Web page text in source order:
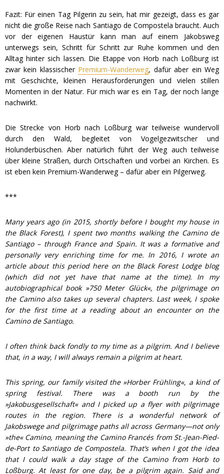
Fazit: Für einen Tag Pilgerin zu sein, hat mir gezeigt, dass es gar
nicht die große Reise nach Santiago de Compostela braucht. Auch
vor der eigenen Haustür kann man auf einem Jakobsweg
unterwegs sein, Schritt für Schritt zur Ruhe kommen und den
Alltag hinter sich lassen. Die Etappe von Horb nach Loßburg ist
zwar kein klassischer Premium-Wanderweg, dafür aber ein Weg
mit Geschichte, kleinen Herausforderungen und vielen stillen
Momenten in der Natur. Für mich war es ein Tag, der noch lange
nachwirkt.
Die Strecke von Horb nach Loßburg war teilweise wundervoll
durch den Wald, begleitet von Vogelgezwitscher und
Holunderbüschen. Aber natürlich führt der Weg auch teilweise
über kleine Straßen, durch Ortschaften und vorbei an Kirchen. Es
ist eben kein Premium-Wanderweg – dafür aber ein Pilgerweg.
***
Many years ago (in 2015, shortly before I bought my house in
the Black Forest), I spent two months walking the Camino de
Santiago – through France and Spain. It was a formative and
personally very enriching time for me. In 2016, I wrote an
article about this period here on the Black Forest Lodge blog
(which did not yet have that name at the time). In my
autobiographical book »750 Meter Glück«, the pilgrimage on
the Camino also takes up several chapters. Last week, I spoke
for the first time at a reading about an encounter on the
Camino de Santiago.
I often think back fondly to my time as a pilgrim. And I believe
that, in a way, I will always remain a pilgrim at heart.
This spring, our family visited the »Horber Frühling«, a kind of
spring festival. There was a booth run by the
»Jakobusgesellschaft« and I picked up a flyer with pilgrimage
routes in the region. There is a wonderful network of
Jakobswege and pilgrimage paths all across Germany—not only
»the« Camino, meaning the Camino Francés from St.-Jean-Pied-
de-Port to Santiago de Compostela. That’s when I got the idea
that I could walk a day stage of the Camino from Horb to
Loßburg. At least for one day, be a pilgrim again. Said and